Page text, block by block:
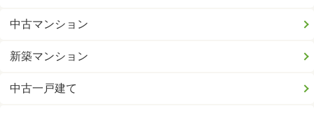
中古マンション
新築マンション
中古一戸建て